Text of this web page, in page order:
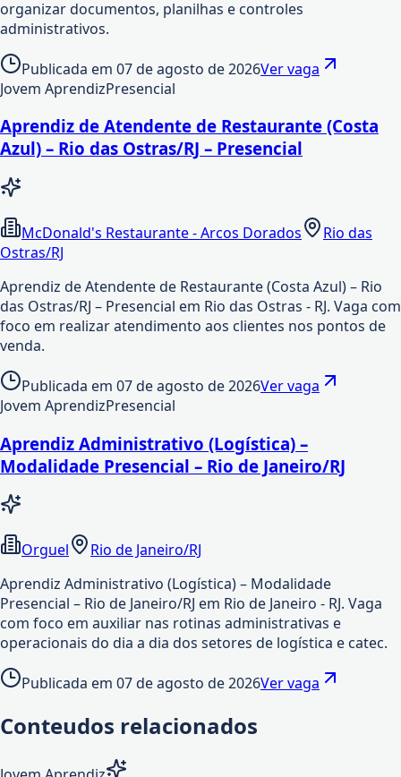
organizar documentos, planilhas e controles
administrativos.
Publicada em 07 de agosto de 2026Ver vaga
Jovem AprendizPresencial
Aprendiz de Atendente de Restaurante (Costa
Azul) – Rio das Ostras/RJ – Presencial
McDonald's Restaurante - Arcos Dorados
Rio das
Ostras/RJ
Aprendiz de Atendente de Restaurante (Costa Azul) – Rio
das Ostras/RJ – Presencial em Rio das Ostras - RJ. Vaga com
foco em realizar atendimento aos clientes nos pontos de
venda.
Publicada em 07 de agosto de 2026Ver vaga
Jovem AprendizPresencial
Aprendiz Administrativo (Logística) –
Modalidade Presencial – Rio de Janeiro/RJ
Orguel
Rio de Janeiro/RJ
Aprendiz Administrativo (Logística) – Modalidade
Presencial – Rio de Janeiro/RJ em Rio de Janeiro - RJ. Vaga
com foco em auxiliar nas rotinas administrativas e
operacionais do dia a dia dos setores de logística e catec.
Publicada em 07 de agosto de 2026Ver vaga
Conteudos relacionados